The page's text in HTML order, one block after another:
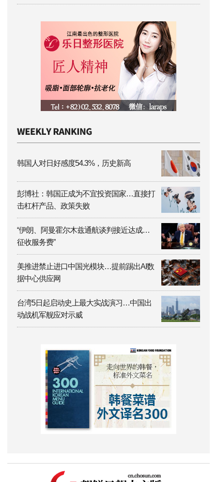
韩国人对日好感度54.3%，历史新高
彭博社：韩国正成为不宜投资国家…直接打
击杠杆产品、政策失败
“伊朗、阿曼霍尔木兹通航谈判接近达成…
征收服务费”
美推进禁止进口中国光模块…提前踢出AI数
据中心供应网
台湾5日起启动史上最大实战演习…中国出
动战机军舰应对示威